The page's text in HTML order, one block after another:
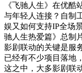
《飞驰人生》在优酷
与年轻人连接？自制
娱又如何支持IP全场
驰人生热爱篇》总制
影剧联动的关键是服
已经有不少项目落地
这之中，大多影剧联